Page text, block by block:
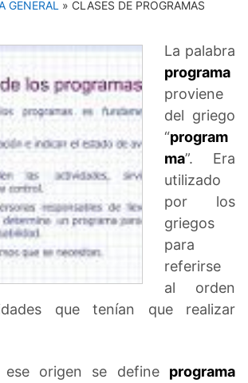
GENERAL » CLASES DE PROGRAMAS
La palabra
programa
proviene
del griego
“program
ma”. Era
utilizado
por los
griegos
para
referirse
al orden
que tenían que realizar
ese origen se define programa